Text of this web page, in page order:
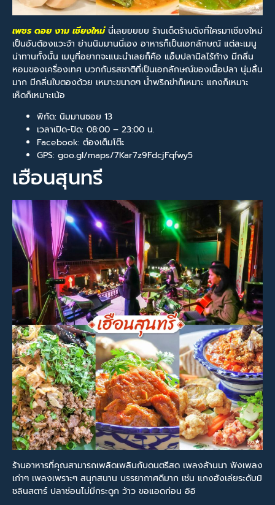
เพชร ดอย งาม เชียงใหม่นี่เลยยยยย ร้านเด็ดร้านดังที่ใครมาเชียงใหม่
เป็นอันต้องแวะจ้า ย่านนิมมานนี่เอง อาหารก็เป็นเอกลักษณ์ แต่ละเมนู
น่าทานทั้งนั้น เมนูที่อยากจะแนะนำเลยก็คือ แอ็บปลานิลไร้ก้าง มีกลิ่น
หอมของเครื่องเทศ บวกกับรสชาติที่เป็นเอกลักษณ์ของเนื้อปลา นุ่มลิ้น
มาก มีกลิ่นใบตองด้วย เหมาะขนาดๆ น้ำพริกข่าก็เหมาะ แกงก็เหมาะ
เห็ดก็เหมาะเน้อ
พิกัด: นิมมานซอย 13
เวลาเปิด-ปิด: 08:00 – 23:00 น.
Facebook: ต๋องเต็มโต๊ะ
GPS: goo.gl/maps/7Kar7z9FdcjFqfwy5
เฮือนสุนทรี
ร้านอาหารที่คุณสามารถเพลิดเพลินกับดนตรีสด เพลงล้านนา ฟังเพลง
เก่าๆ เพลงเพราะๆ สนุกสนาน บรรยากาศดีมาก เช่น แกงฮังเล่ยระดับมิ
ชลินสตาร์ ปลาช่อนไม่มีกระดูก ว้าว ขอแอดก่อน อิอิ